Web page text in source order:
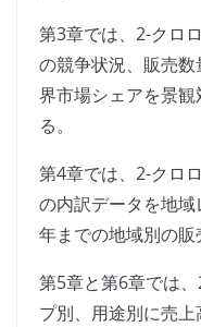
第3章では、2-クロ
の競争状況、販売
界市場シェアを景
る。
第4章では、2-クロ
の内訳データを地
年までの地域別の販
第5章と第6章では
プ別、用途別に売